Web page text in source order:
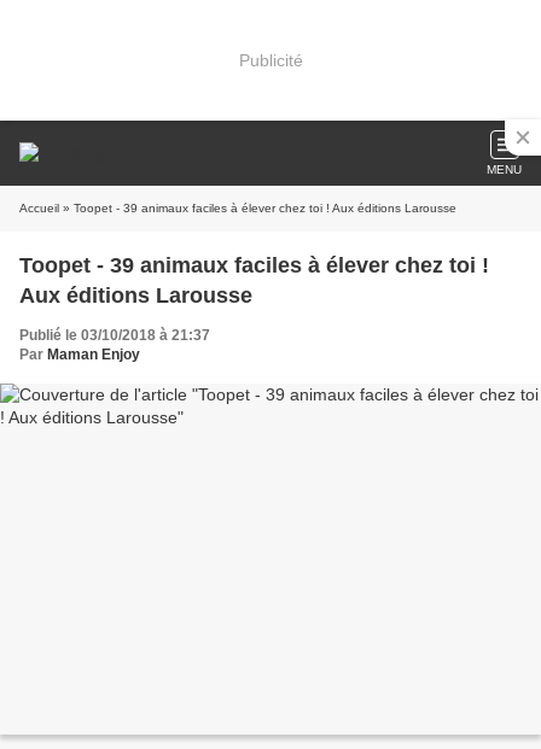
Publicité
MENU
Accueil » Toopet - 39 animaux faciles à élever chez toi ! Aux éditions Larousse
Toopet - 39 animaux faciles à élever chez toi !
Aux éditions Larousse
Publié le 03/10/2018 à 21:37
Par Maman Enjoy